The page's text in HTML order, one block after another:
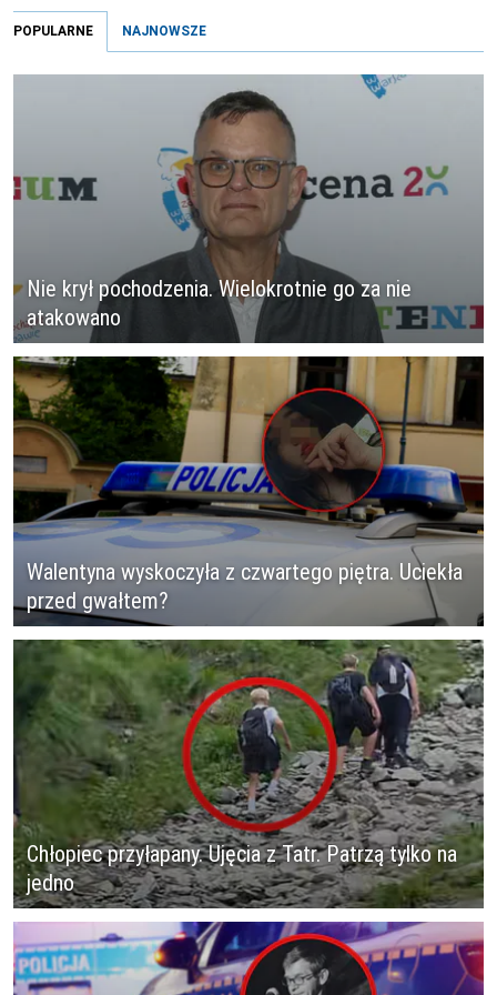
POPULARNE NAJNOWSZE
Nie krył pochodzenia. Wielokrotnie go za nie
atakowano
Walentyna wyskoczyła z czwartego piętra. Uciekła
przed gwałtem?
Chłopiec przyłapany. Ujęcia z Tatr. Patrzą tylko na
jedno